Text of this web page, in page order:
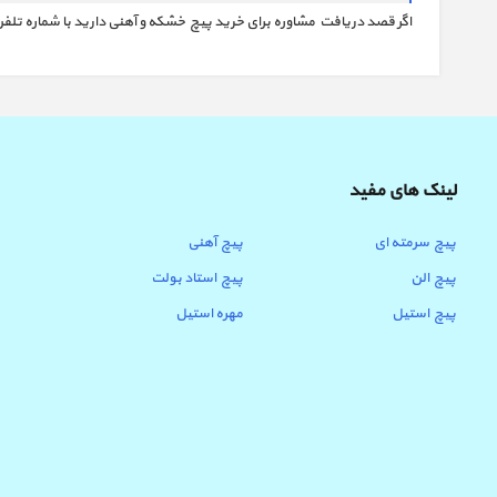
اگر قصد دریافت مشاوره برای خرید پیچ خشکه و آهنی دارید با شماره
لینک های مفید
پیچ سرمته ای
پیچ آهنی
پیچ الن
پیچ استاد بولت
پیچ استیل
مهره استیل